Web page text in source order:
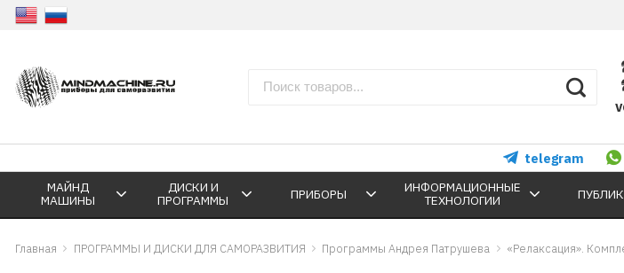
telegram
МАЙНД
МАШИНЫ
ДИСКИ И
ПРОГРАММЫ
ПРИБОРЫ
ИНФОРМАЦИОННЫЕ
ТЕХНОЛОГИИ
Главная ПРОГРАММЫ И ДИСКИ ДЛЯ САМОРАЗВИТИЯ Программы Андрея Патрушева «Релаксация».